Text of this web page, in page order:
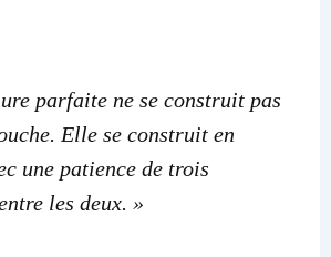
parfaite ne se construit pas
Elle se construit en
une patience de trois
les deux. »